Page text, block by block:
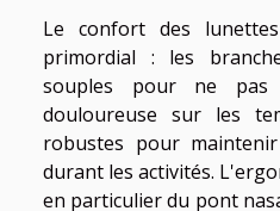
Le confort des
primordial : les
souples pour ne pas
douloureuse sur les
robustes pour
durant les activités.
en particulier du pont